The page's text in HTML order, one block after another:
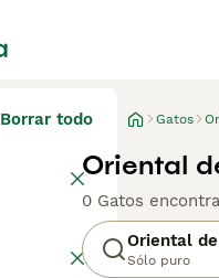
Borrar todo Gatos
Oriental
0 Gatos
Oriental
Sólo puro